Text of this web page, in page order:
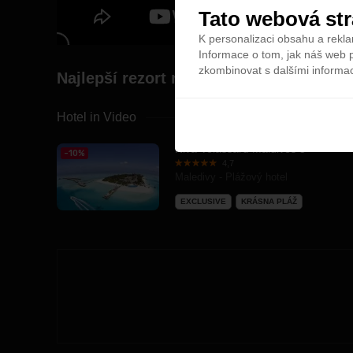
Najlepší rezort na Maledivach -
Hotel in Video
-10% Niva Velassaru Maldives 5*
EXCLUSIVE KRÁSNA PLÁŽ
Tato webová
K personalizaci obsahu a
Informace o tom, jak náš web
zkombinovat s dalšími